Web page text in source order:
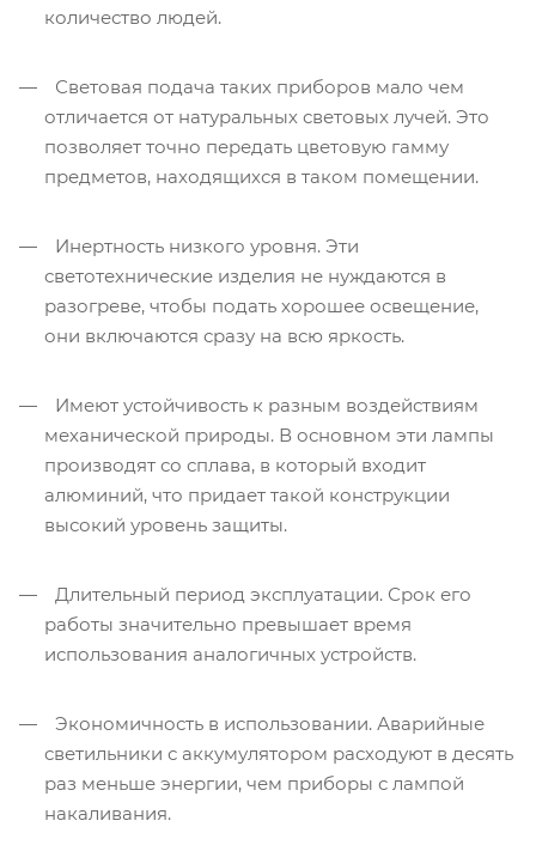
количество людей.
Световая подача таких приборов мало чем
отличается от натуральных световых лучей. Это
позволяет точно передать цветовую гамму
предметов, находящихся в таком помещении.
Инертность низкого уровня. Эти
светотехнические изделия не нуждаются в
разогреве, чтобы подать хорошее освещение,
они включаются сразу на всю яркость.
Имеют устойчивость к разным воздействиям
механической природы. В основном эти лампы
производят со сплава, в который входит
алюминий, что придает такой конструкции
высокий уровень защиты.
Длительный период эксплуатации. Срок его
работы значительно превышает время
использования аналогичных устройств.
Экономичность в использовании. Аварийные
светильники с аккумулятором расходуют в десять
раз меньше энергии, чем приборы с лампой
накаливания.